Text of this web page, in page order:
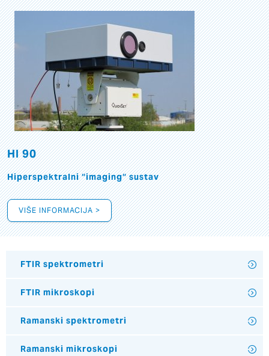
HI 90
Hiperspektralni “imaging“ sustav
VIŠE INFORMACIJA >
FTIR spektrometri
FTIR mikroskopi
Ramanski spektrometri
Ramanski mikroskopi